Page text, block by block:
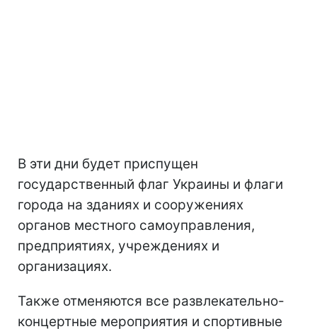
В эти дни будет приспущен
государственный флаг Украины и флаги
города на зданиях и сооружениях
органов местного самоуправления,
предприятиях, учреждениях и
организациях.
Также отменяются все развлекательно-
концертные мероприятия и спортивные